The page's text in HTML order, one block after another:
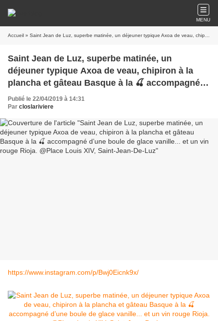
MENU
Accueil » Saint Jean de Luz, superbe matinée, un déjeuner typique Axoa de veau, chipiron à la plancha et gâteau Basque à la 🍒 accompagné d’une boule de glace vanille... et un vin rouge Rioja. @Place Louis XIV, Saint-Jean-De-Luz
Saint Jean de Luz, superbe matinée, un
déjeuner typique Axoa de veau, chipiron à la
plancha et gâteau Basque à la 🍒 accompagné
d’une boule de glace vanille... et un vin rouge
Rioja. @Place Louis XIV, Saint-Jean-De-Luz
Publié le 22/04/2019 à 14:31
Par closlariviere
https://www.instagram.com/p/Bwj0Eicnk9x/